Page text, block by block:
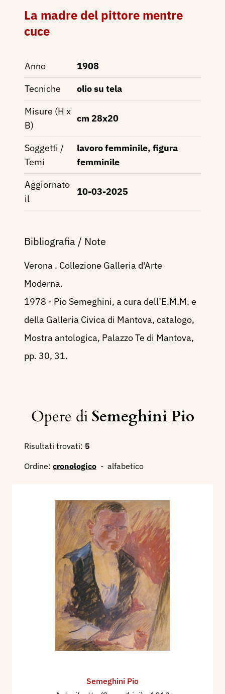
La madre del pittore mentre
cuce
Anno
1908
Tecniche
olio su tela
Misure (H x
B)
cm 28x20
Soggetti /
Temi
lavoro femminile, figura
femminile
Aggiornato
il
10-03-2025
Bibliografia / Note
Verona . Collezione Galleria d'Arte
Moderna.
1978 - Pio Semeghini, a cura dell’E.M.M. e
della Galleria Civica di Mantova, catalogo,
Mostra antologica, Palazzo Te di Mantova,
pp. 30, 31.
Opere diSemeghini Pio
Risultati trovati: 5
Ordine: cronologico - alfabetico
Semeghini Pio